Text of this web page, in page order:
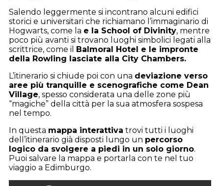
Salendo leggermente si incontrano alcuni edifici
storici e universitari che richiamano l’immaginario di
Hogwarts, come la e la School of Divinity, mentre
poco più avanti si trovano luoghi simbolici legati alla
scrittrice, come il Balmoral Hotel e le impronte
della Rowling lasciate alla City Chambers.
L’itinerario si chiude poi con una deviazione verso
aree più tranquille e scenografiche come Dean
Village, spesso considerata una delle zone più
“magiche” della città per la sua atmosfera sospesa
nel tempo.
In questa mappa interattiva trovi tutti i luoghi
dell’itinerario già disposti lungo un percorso
logico da svolgere a piedi in un solo giorno.
Puoi salvare la mappa e portarla con te nel tuo
viaggio a Edimburgo.